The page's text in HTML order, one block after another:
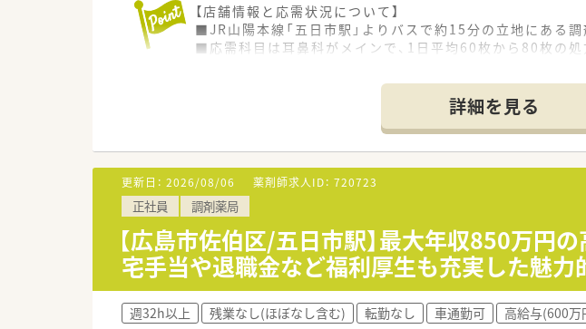
【店舗情報と応需状況について】
■JR山陽本線「五日市駅」よりバスで約15分の立地にある調
■応需科目は耳鼻科がメインで、1日平均60枚から80枚の処
■グループ全体で20店舗以上の薬局を運営し、薬局経営の
■「従業員満足度を高めて、患者様満足度を高めよう」とい
■医師や介護士と連携した在宅医療に力を入れており、独
【職場環境と雰囲気】
■2021年に開局したばかりの非常に綺麗な店舗で、広々とし
■事務スタッフが薬剤師を「先生」と呼ばず、同じ立場で協
■年1回の全体会議では豪華景品が当たるビンゴ大会もあり
【こんな取り組みをしています】
■医薬品基礎知識や接遇マナー、調剤手技などを学べる充
■資格取得支援制度では上限10万円までの補助があり、ス
詳細を見る
更新日： 2026/08/06 薬剤師求人ID： 720723
正社員 調剤薬局
【広島市佐伯区/五日市駅】最大年収850万円
宅手当や退職金など福利厚生も充実した魅力
週32h以上 残業なし(ほぼなし含む) 転勤なし 車通勤可 高給与(600万